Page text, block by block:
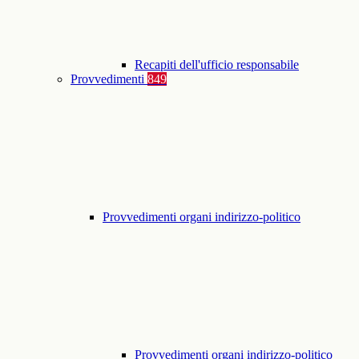
Recapiti dell'ufficio responsabile
Provvedimenti 849
Provvedimenti organi indirizzo-politico
Provvedimenti organi indirizzo-politico